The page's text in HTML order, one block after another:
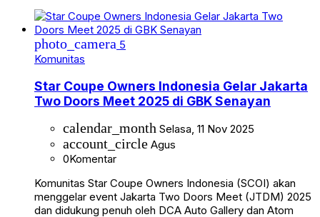
photo_camera 5
Komunitas
Star Coupe Owners Indonesia Gelar Jakarta
Two Doors Meet 2025 di GBK Senayan
calendar_month Selasa, 11 Nov 2025
account_circle Agus
0Komentar
Komunitas Star Coupe Owners Indonesia (SCOI) akan
menggelar event Jakarta Two Doors Meet (JTDM) 2025
dan didukung penuh oleh DCA Auto Gallery dan Atom